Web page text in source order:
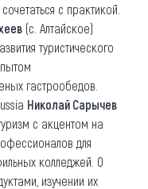
с практикой.
(с. Алтайское)
туристического
гастрообедов.
Николай Сарычев
с акцентом на
для
колледжей. О
изучении их